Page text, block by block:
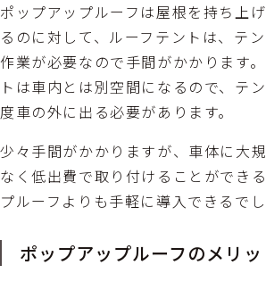
ポップアップルーフは屋根を持ち上
るのに対して、ルーフテントは、テ
作業が必要なので手間がかかります
トは車内とは別空間になるので、テ
度車の外に出る必要があります。
少々手間がかかりますが、車体に大
なく低出費で取り付けることができ
プルーフよりも手軽に導入できるでし
ポップアップルーフのメリッ